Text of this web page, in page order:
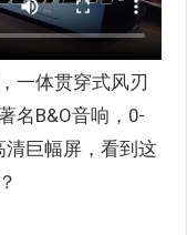
一体贯穿式风刃
名B&O音响，0-
清巨幅屏，看到这